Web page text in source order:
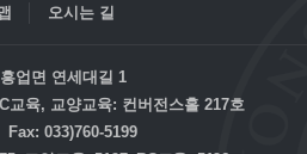
오시는 길
업면 연세대길 1
교육, 교양교육: 컨버전스홀 217호
033)760-5199